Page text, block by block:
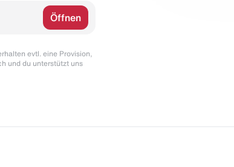
Öffnen
evtl. eine Provision,
und du unterstützt uns